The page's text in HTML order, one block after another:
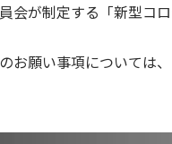
会が制定する「新型コ
お願い事項については